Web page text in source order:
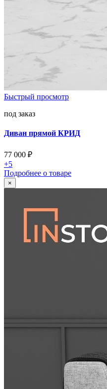
Быстрый просмотр
под заказ
Диван прямой КРИД
77 000 ₽
+5
Подробнее о товаре
×